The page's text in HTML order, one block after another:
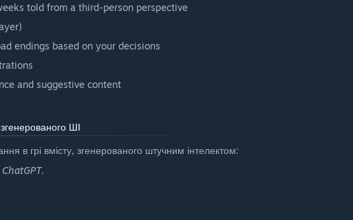
told from a third-person perspective
endings based on your decisions
and suggestive content
ШІ
в грі вмісту, згенерованого штучним інтелектом: